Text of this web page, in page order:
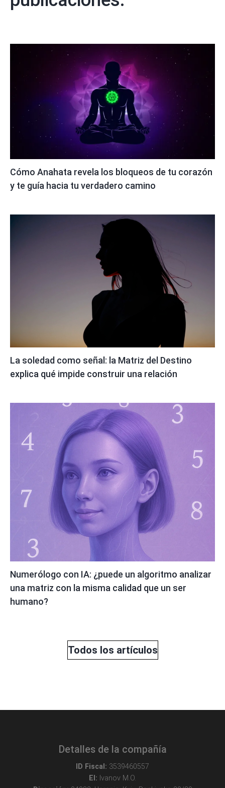
Cómo Anahata revela los bloqueos de tu corazón
y te guía hacia tu verdadero camino
La soledad como señal: la Matriz del Destino
explica qué impide construir una relación
Numerólogo con IA: ¿puede un algoritmo analizar
una matriz con la misma calidad que un ser
humano?
Todos los artículos
Detalles de la compañía
ID Fiscal: 3539460557
EI: Ivanov M.O.